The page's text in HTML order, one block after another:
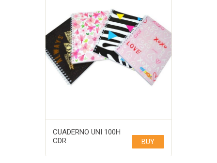
CUADERNO UNI 100H
CDR
BUY